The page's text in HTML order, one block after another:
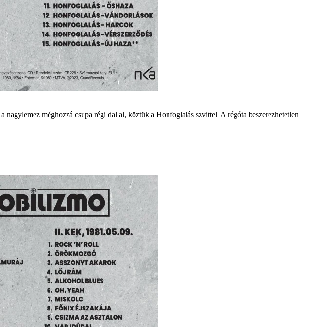
méghozzá csupa régi dallal, köztük a Honfoglalás szvittel. A régóta beszerezhetetlen